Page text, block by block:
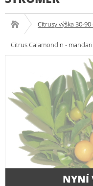
Citrusy výška 30-90
Citrus Calamondin -
NYNÍ